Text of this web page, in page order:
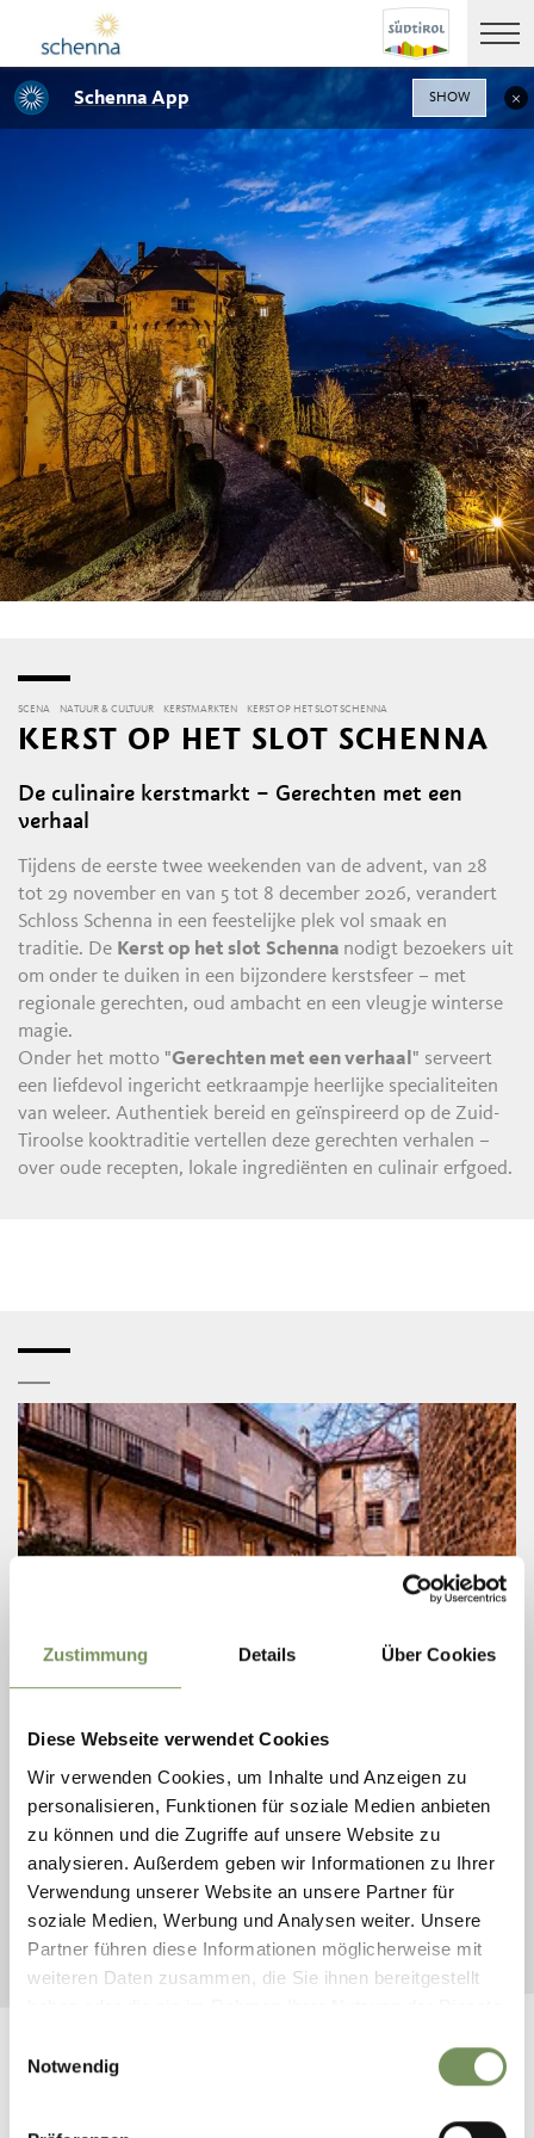
Zustimmung Details Über Cookies
Diese Webseite verwendet Cookies
Wir verwenden Cookies, um Inhalte und Anzeigen zu
personalisieren, Funktionen für soziale Medien anbieten
zu können und die Zugriffe auf unsere Website zu
analysieren. Außerdem geben wir Informationen zu Ihrer
Verwendung unserer Website an unsere Partner für
soziale Medien, Werbung und Analysen weiter. Unsere
Partner führen diese Informationen möglicherweise mit
weiteren Daten zusammen, die Sie ihnen bereitgestellt
Notwendig
SCENA NATUUR & CULTUUR KERSTMARKTEN KERST OP HET SLOT SCHENNA
KERST OP HET SLOT SCHENNA
De culinaire kerstmarkt – Gerechten met een
verhaal
Tijdens de eerste twee weekenden van de advent, van 28
tot 29 november en van 5 tot 8 december 2026, verandert
Schloss Schenna in een feestelijke plek vol smaak en
traditie. De Kerst op het slot Schenna nodigt bezoekers uit
om onder te duiken in een bijzondere kerstsfeer – met
regionale gerechten, oud ambacht en een vleugje winterse
magie.
Onder het motto "Gerechten met een verhaal" serveert
een liefdevol ingericht eetkraampje heerlijke specialiteiten
van weleer. Authentiek bereid en geïnspireerd op de Zuid-
Tiroolse kooktraditie vertellen deze gerechten verhalen –
over oude recepten, lokale ingrediënten en culinair erfgoed.
nov
LEES MEER
Schenna App SHOW